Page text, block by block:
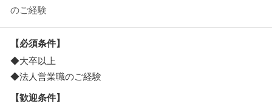
のご経験
【必須条件】
◆大卒以上
◆法人営業職のご経験
【歓迎条件】